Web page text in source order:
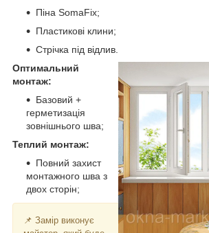
Піна SomaFix;
Пластикові клини;
Стрічка під відлив.
Оптимальний
монтаж:
Базовий +
герметизація
зовнішнього шва;
Теплий монтаж:
Повний захист
монтажного шва з
двох сторін;
📌 Замір виконує